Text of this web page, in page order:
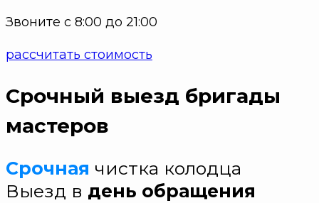
Звоните с 8:00 до 21:00
рассчитать стоимость
Срочный выезд бригады
мастеров
Срочная чистка колодца
Выезд в день обращения